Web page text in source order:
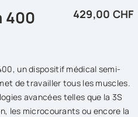
400 429,00 CHF
un dispositif médical semi-
de travailler tous les muscles.
avancées telles que la 3S
les microcourants ou encore la